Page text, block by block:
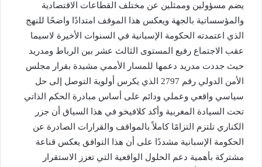
يضم مسؤولين وممثلين عن مختلف القطاعات الاقتصادية
والمؤسساتية بالجهة ويعكس هذا الموقف امتدادًا واضحًا للنهج
الذي اعتمدته الحكومة الإسبانية في السنوات الأخيرة لاسيما
عقب الاجتماع رفيع المستوى الثالث عشر بين الرباط ومدريد
حيث جددت مدريد دعمها للمسار الأممي مشيدة بقرار مجلس
الأمن الدولي رقم 2797 الذي يكرس أولوية التوصل إلى حل
سياسي واقعي وعملي ودائم على أساس مبادرة الحكم الذاتي
تحت السيادة المغربية وأكد كلافيخو في هذا السياق أن جزر
الكناري تلتزم التزامًا كاملاً بالمواقف والقرارات الصادرة عن
الحكومة الإسبانية مشددًا على أن هذا التوافق يعكس قناعة
مشتركة بأهمية دعم الحلول الواقعية التي تعزز الاستقرار